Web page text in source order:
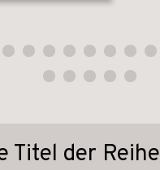
Titel der Reihe